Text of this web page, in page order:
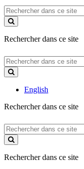
Rechercher
dans
ce
Rechercher dans ce site
Rechercher
dans
ce
English
Rechercher dans ce site
Rechercher
dans
ce
Rechercher dans ce site